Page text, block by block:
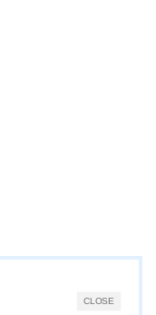
CLOSE